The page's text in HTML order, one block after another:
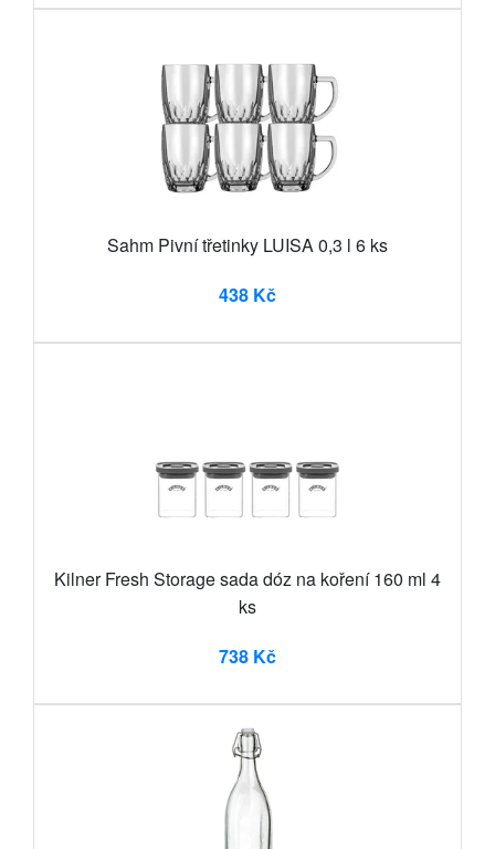
Sahm Pivní třetinky LUISA 0,3 l 6 ks
438 Kč
Kilner Fresh Storage sada dóz na koření 160 ml 4
ks
738 Kč